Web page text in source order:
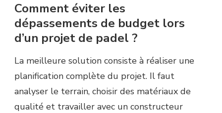
Comment éviter les
dépassements de budget lors
d’un projet de padel ?
La meilleure solution consiste à réaliser une
planification complète du projet. Il faut
analyser le terrain, choisir des matériaux de
qualité et travailler avec un constructeur